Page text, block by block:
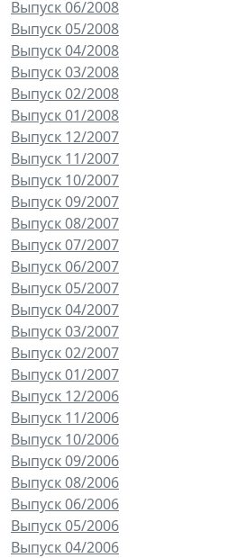
Выпуск 06/2008
Выпуск 05/2008
Выпуск 04/2008
Выпуск 03/2008
Выпуск 02/2008
Выпуск 01/2008
Выпуск 12/2007
Выпуск 11/2007
Выпуск 10/2007
Выпуск 09/2007
Выпуск 08/2007
Выпуск 07/2007
Выпуск 06/2007
Выпуск 05/2007
Выпуск 04/2007
Выпуск 03/2007
Выпуск 02/2007
Выпуск 01/2007
Выпуск 12/2006
Выпуск 11/2006
Выпуск 10/2006
Выпуск 09/2006
Выпуск 08/2006
Выпуск 06/2006
Выпуск 05/2006
Выпуск 04/2006